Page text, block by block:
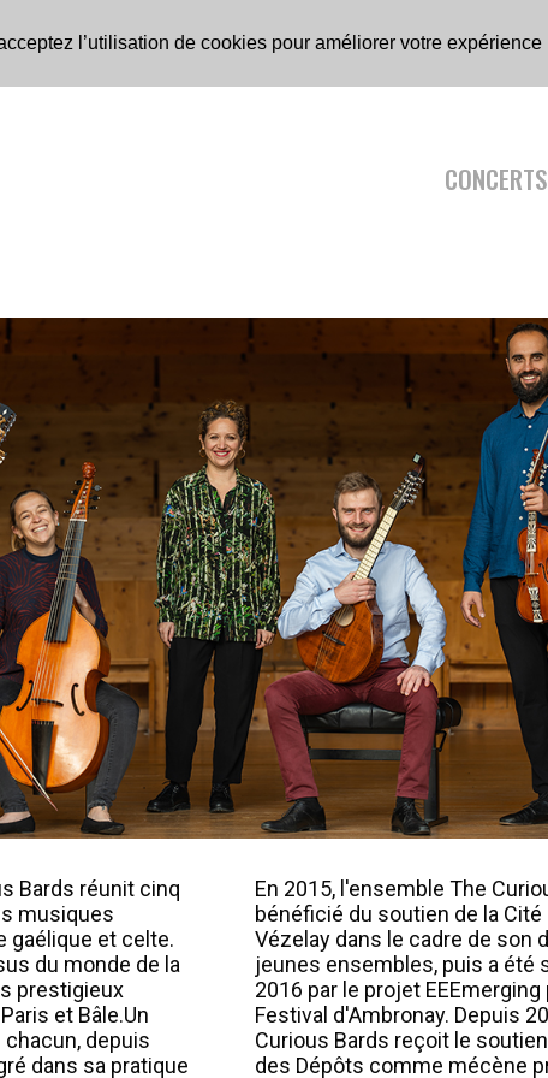
l’utilisation de cookies pour améliorer votre expérience
CONCERTS
Bards réunit cinq
musiques
gaélique et celte.
du monde de la
prestigieux
et Bâle.Un
depuis
dans sa pratique
En 2015, l'ensemble The
bénéficié du soutien de la Cité
Vézelay dans le cadre de son
jeunes ensembles, puis a été
2016 par le projet EEEmerging
Festival d'Ambronay. Depuis
Curious Bards reçoit le
des Dépôts comme mécène